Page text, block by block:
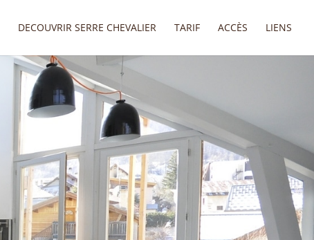
DECOUVRIR SERRE CHEVALIER TARIF ACCÈS LIENS